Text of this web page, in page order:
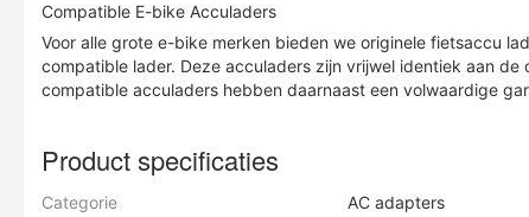
Compatible E-bike Acculaders
Voor alle grote e-bike merken bieden we originele fietsaccu
compatible lader. Deze acculaders zijn vrijwel identiek aan
compatible acculaders hebben daarnaast een volwaardige
Product specificaties
Categorie
AC adapters